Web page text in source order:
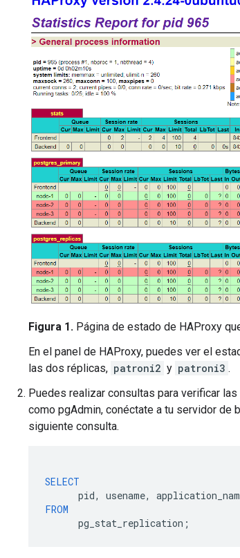
Figura 1. Página de estado de HAProxy
En el panel de HAProxy, puedes ver el
las dos réplicas, patroni2 y patroni3 .
Puedes realizar consultas para verificar
como pgAdmin, conéctate a tu servidor de
siguiente consulta.
SELECT
pid, usename,
FROM
pg_stat_replication ;